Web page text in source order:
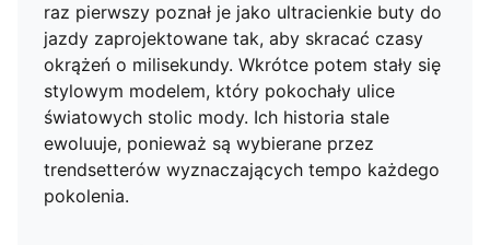
raz pierwszy poznał je jako ultracienkie buty do
jazdy zaprojektowane tak, aby skracać czasy
okrążeń o milisekundy. Wkrótce potem stały się
stylowym modelem, który pokochały ulice
światowych stolic mody. Ich historia stale
ewoluuje, ponieważ są wybierane przez
trendsetterów wyznaczających tempo każdego
pokolenia.